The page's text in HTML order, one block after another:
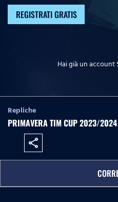
REGISTRATI GRATIS
Hai già un account
Repliche
PRIMAVERA TIM CUP 2023/2024
share